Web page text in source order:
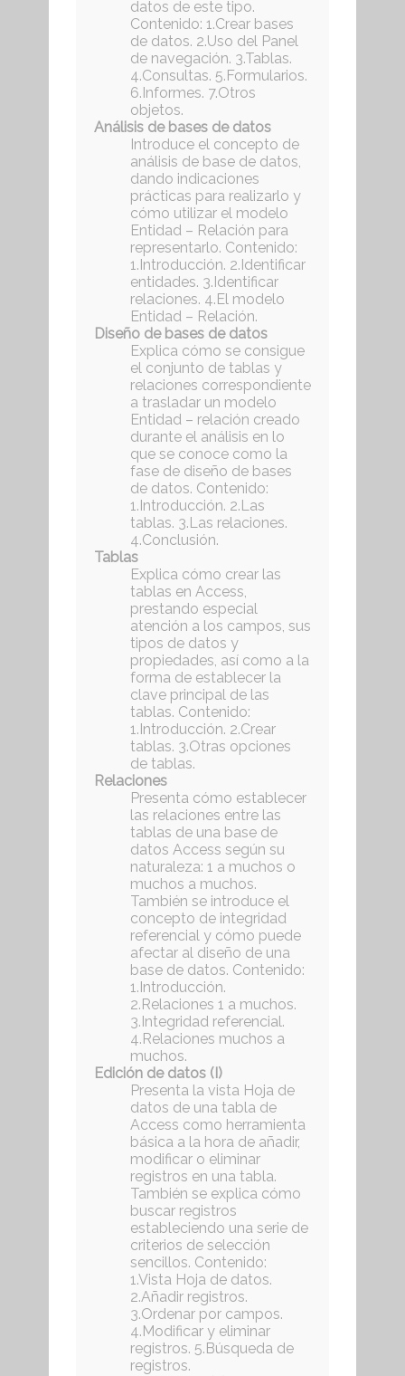
datos de este tipo.
Contenido: 1.Crear bases
de datos. 2.Uso del Panel
de navegación. 3.Tablas.
4.Consultas. 5.Formularios.
6.Informes. 7.Otros
objetos.
Análisis de bases de datos
Introduce el concepto de
análisis de base de datos,
dando indicaciones
prácticas para realizarlo y
cómo utilizar el modelo
Entidad – Relación para
representarlo. Contenido:
1.Introducción. 2.Identificar
entidades. 3.Identificar
relaciones. 4.El modelo
Entidad – Relación.
Diseño de bases de datos
Explica cómo se consigue
el conjunto de tablas y
relaciones correspondiente
a trasladar un modelo
Entidad – relación creado
durante el análisis en lo
que se conoce como la
fase de diseño de bases
de datos. Contenido:
1.Introducción. 2.Las
tablas. 3.Las relaciones.
4.Conclusión.
Tablas
Explica cómo crear las
tablas en Access,
prestando especial
atención a los campos, sus
tipos de datos y
propiedades, así como a la
forma de establecer la
clave principal de las
tablas. Contenido:
1.Introducción. 2.Crear
tablas. 3.Otras opciones
de tablas.
Relaciones
Presenta cómo establecer
las relaciones entre las
tablas de una base de
datos Access según su
naturaleza: 1 a muchos o
muchos a muchos.
También se introduce el
concepto de integridad
referencial y cómo puede
afectar al diseño de una
base de datos. Contenido:
1.Introducción.
2.Relaciones 1 a muchos.
3.Integridad referencial.
4.Relaciones muchos a
muchos.
Edición de datos (I)
Presenta la vista Hoja de
datos de una tabla de
Access como herramienta
básica a la hora de añadir,
modificar o eliminar
registros en una tabla.
También se explica cómo
buscar registros
estableciendo una serie de
criterios de selección
sencillos. Contenido:
1.Vista Hoja de datos.
2.Añadir registros.
3.Ordenar por campos.
4.Modificar y eliminar
registros. 5.Búsqueda de
registros.